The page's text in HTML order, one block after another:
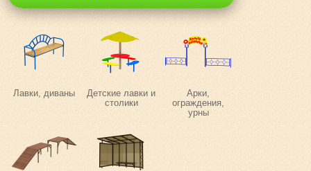
Лавки, диваны
Детские лавки и
столики
Арки,
ограждения,
урны